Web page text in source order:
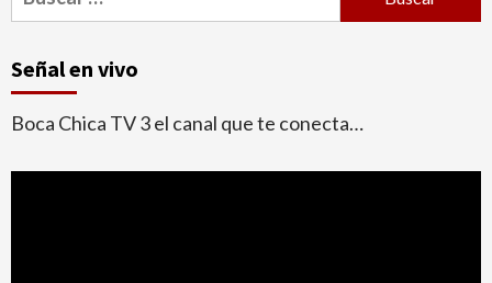
Señal en vivo
Boca Chica TV 3 el canal que te conecta…